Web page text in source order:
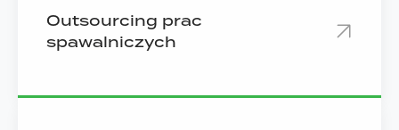
Outsourcing prac
spawalniczych